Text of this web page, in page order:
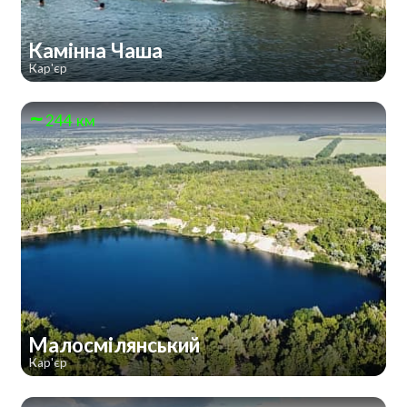
Камінна Чаша
Кар'єр
244 км
Малосмілянський
Кар'єр